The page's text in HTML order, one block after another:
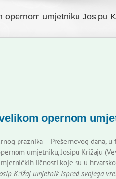
opernom umjetniku Josipu
opernom
praznika – Prešernovog dana,
umjetniku, Josipu Križaju
ličnosti koje su u
Križaj umjetnik ispred svojega